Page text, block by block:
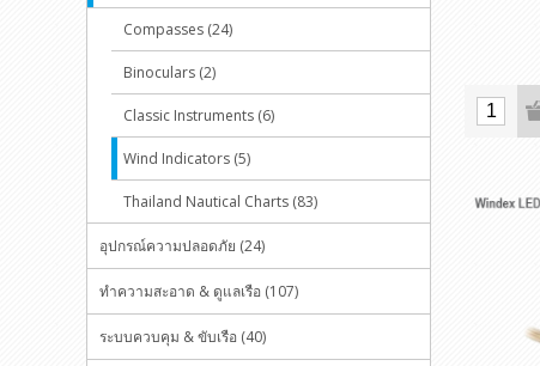
Compasses (24)
Binoculars (2)
Classic Instruments (6)
Wind Indicators (5)
Thailand Nautical Charts (83)
อุปกรณ์ความปลอดภัย (24)
ทำความสะอาด & ดูแลเรือ (107)
ระบบควบคุม & ขับเรือ (40)